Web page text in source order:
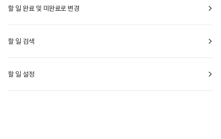
할 일 완료 및 미완료로 변경
할 일 검색
할 일 설정